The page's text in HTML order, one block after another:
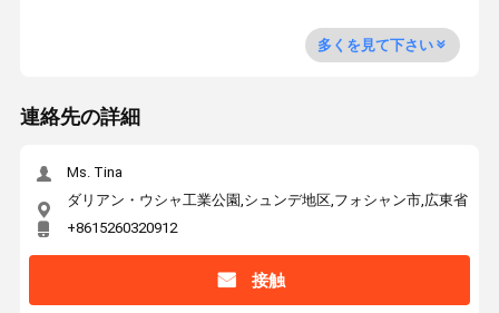
多くを見て下さい
連絡先の詳細
Ms. Tina
ダリアン・ウシャ工業公園,シュンデ地区,フォシャン市,広東省
+8615260320912
接触